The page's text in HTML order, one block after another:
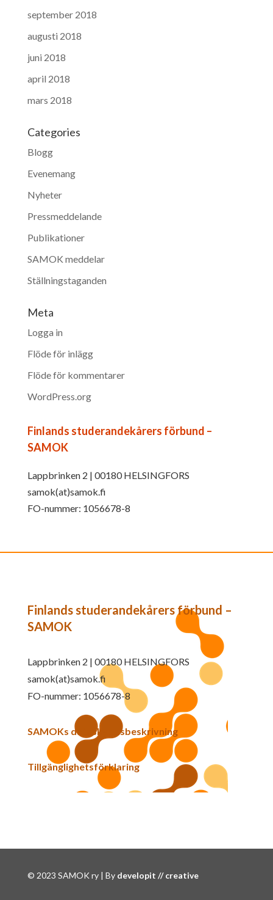
september 2018
augusti 2018
juni 2018
april 2018
mars 2018
Categories
Blogg
Evenemang
Nyheter
Pressmeddelande
Publikationer
SAMOK meddelar
Ställningstaganden
Meta
Logga in
Flöde för inlägg
Flöde för kommentarer
WordPress.org
Finlands studerandekårers förbund –
SAMOK
Lappbrinken 2 | 00180 HELSINGFORS
samok(at)samok.fi
FO-nummer: 1056678-8
Finlands studerandekårers förbund –
SAMOK
Lappbrinken 2 | 00180 HELSINGFORS
samok(at)samok.fi
FO-nummer: 1056678-8
SAMOKs dataskyddsbeskrivning
Tillgänglighetsförklaring
© 2023 SAMOK ry | By developit // creative